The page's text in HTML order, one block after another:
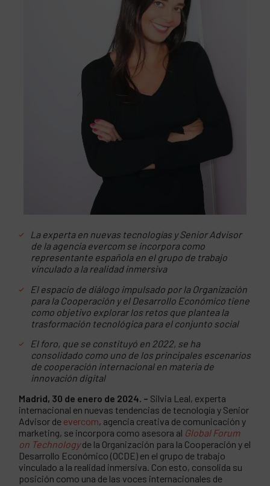
La experta en nuevas tecnologías y Senior Advisor
de la agencia evercom se incorpora como
representante española en el grupo de trabajo
vinculado a la realidad inmersiva
El espacio de diálogo impulsado por la Organización
para la Cooperación y el Desarrollo Económico tiene
como objetivo explorar los retos que plantea la
trasformación tecnológica para el conjunto social
El foro, que se constituyó en 2022, se ha
consolidado como uno de los principales escenarios
de cooperación internacional en materia de
innovación digital
Madrid, 30 de enero de 2024. – Silvia Leal, experta
internacional en nuevas tendencias de tecnología y Senior
Advisor de evercom, agencia creativa de comunicación y
marketing, se incorpora como asesora al Global Forum
on Technologyde la Organización para la Cooperación y el
Desarrollo Económico (OCDE) en el grupo de trabajo
vinculado a la realidad inmersiva. Con esto, consolida su
posición como una de las voces internacionales de